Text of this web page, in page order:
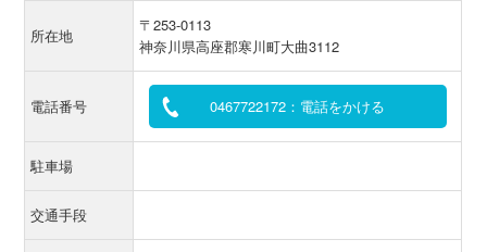
所在地
〒253-0113
神奈川県高座郡寒川町大曲3112
電話番号 0467722172：電話をかける
駐車場
交通手段